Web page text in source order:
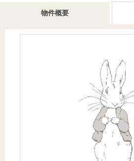
周辺相場
検索
図
会員ページ
物件概要